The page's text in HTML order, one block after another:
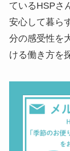
ているHSPさ
安心して暮ら
分の感受性を
ける働き方を